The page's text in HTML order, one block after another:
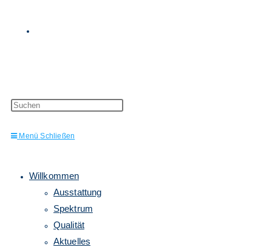
Menü Schließen
Willkommen
Ausstattung
Spektrum
Qualität
Aktuelles